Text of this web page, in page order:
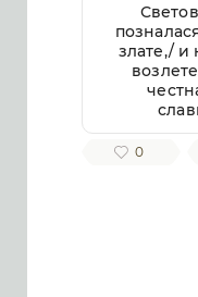
злате,/ и
0